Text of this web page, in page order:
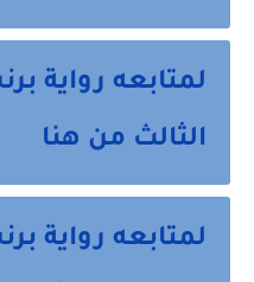
لمتابعه رواية
الثالث من هنا
لمتابعه رواية